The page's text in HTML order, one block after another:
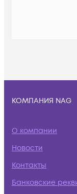
КОМПАНИЯ NAG
О компании
Новости
Контакты
Банковские